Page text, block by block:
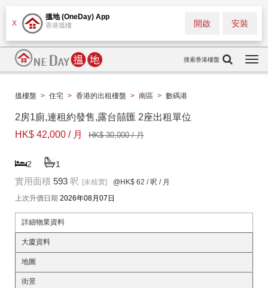
X
搵地 (OneDay) App
香港搵樓 安裝
開啟
搜索香港樓盤
搵樓盤 > 住宅 > 香港的出租樓盤 > 南區 > 數碼港
2房1廁,連租約發售,露台囍匯 2座出租單位
HK$ 42,000 / 月
HK$ 30,000 / 月
2 1
實用面積 593 呎 [未核實] @HK$ 62 / 呎 / 月
上次升價日期 2026年08月07日
詳細物業資料
大廈資料
地圖
街景